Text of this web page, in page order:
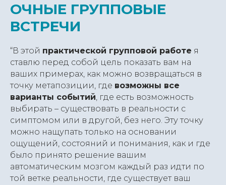
ОЧНЫЕ ГРУППОВЫЕ
ВСТРЕЧИ
“В этой практической групповой работе я
ставлю перед собой цель показать вам на
ваших примерах, как можно возвращаться в
точку метапозиции, где возможны все
варианты событий, где есть возможность
выбирать – существовать в реальности с
симптомом или в другой, без него. Эту точку
можно нащупать только на основании
ощущений, состояний и понимания, как и где
было принято решение вашим
автоматическим мозгом каждый раз идти по
той ветке реальности, где существует ваш